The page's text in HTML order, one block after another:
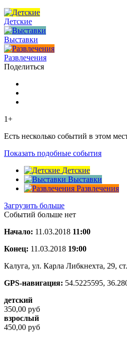
Детские
Выставки
Развлечения
Поделиться
1+
Есть несколько событий в этом
Показать подобные события
Детские
Выставки
Развлечения
Загрузить больше
Событий больше нет
Начало: 11.03.2018 11:00
Конец: 11.03.2018 19:00
Калуга, ул. Карла Либкнехта, 29,
GPS-навигация: 54.5225595,
детский
350,00 руб
взрослый
450,00 руб